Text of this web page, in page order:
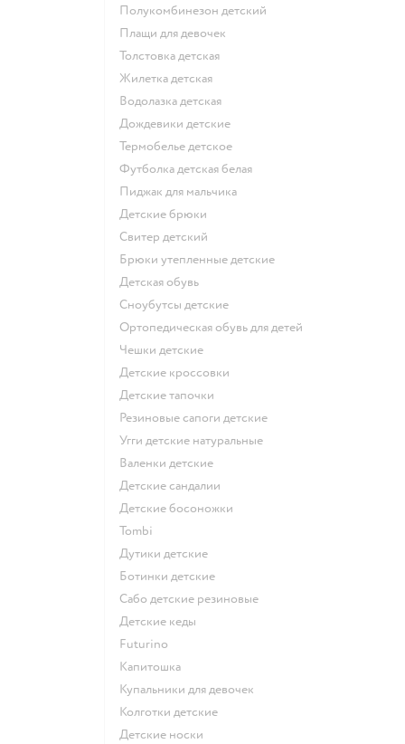
Полукомбинезон детский
Плащи для девочек
Толстовка детская
Жилетка детская
Водолазка детская
Дождевики детские
Термобелье детское
Футболка детская белая
Пиджак для мальчика
Детские брюки
Свитер детский
Брюки утепленные детские
Детская обувь
Сноубутсы детские
Ортопедическая обувь для детей
Чешки детские
Детские кроссовки
Детские тапочки
Резиновые сапоги детские
Угги детские натуральные
Валенки детские
Детские сандалии
Детские босоножки
Tombi
Дутики детские
Ботинки детские
Сабо детские резиновые
Детские кеды
Futurino
Капитошка
Купальники для девочек
Колготки детские
Детские носки